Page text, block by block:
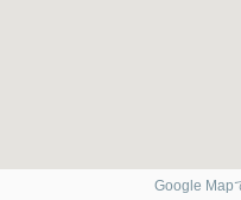
Google Map